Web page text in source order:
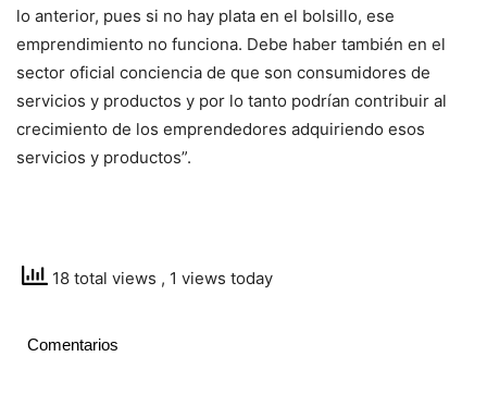
lo anterior, pues si no hay plata en el bolsillo, ese
emprendimiento no funciona. Debe haber también en el
sector oficial conciencia de que son consumidores de
servicios y productos y por lo tanto podrían contribuir al
crecimiento de los emprendedores adquiriendo esos
servicios y productos”.
18 total views , 1 views today
Comentarios